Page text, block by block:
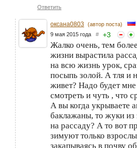
Ответить
оксана0803 (автор поста)
9 мая 2015 года # +3
Жалко очень, тем
жизни вырастила
на всю жизнь урок,
посыпь золой. А тля и
живет? Надо будет
смотреть и чуть , что
А вы когда укрываете
баклажаны, то жуки из
на рассаду? А то вот
зимуют только
закапываясь в почву